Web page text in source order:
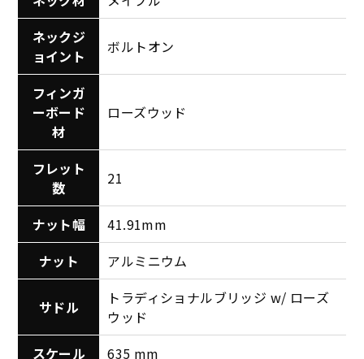
ネックジ
ョイント
ボルトオン
フィンガ
ーボード
材
ローズウッド
フレット
数
21
ナット幅
41.91mm
ナット
アルミニウム
サドル
トラディショナルブリッジ w/ ローズ
ウッド
スケール
635 mm